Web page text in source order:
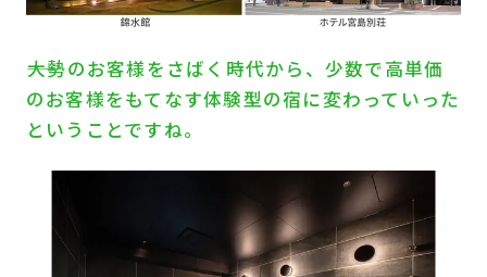
――大勢のお客様をさばく時代から、少数で高単価
のお客様をもてなす体験型の宿に変わっていった
ということですね。